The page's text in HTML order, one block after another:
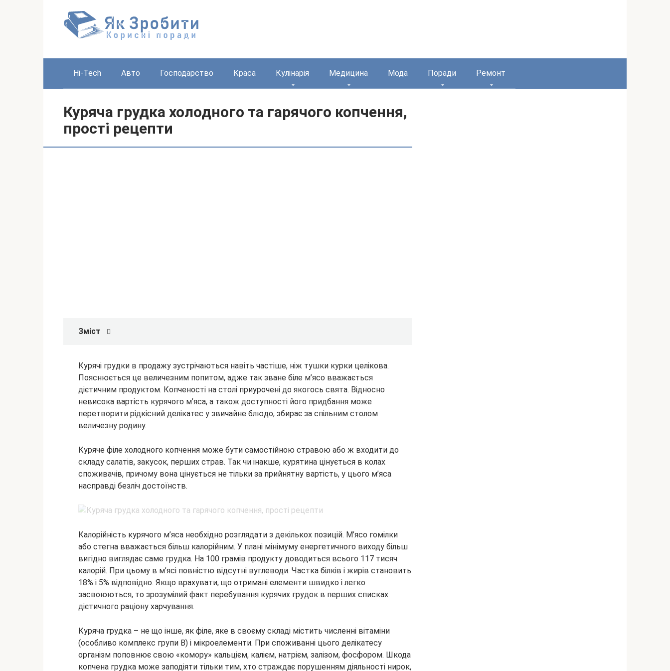
Hi-Tech Авто Господарство Краса Кулінарія Медицина Мода Поради Ремонт
Куряча грудка холодного та гарячого копчення,
прості рецепти
Зміст
Курячі грудки в продажу зустрічаються навіть частіше, ніж тушки курки целікова.
Пояснюється це величезним попитом, адже так зване біле м’ясо вважається
дієтичним продуктом. Копченості на столі приурочені до якогось свята. Відносно
невисока вартість курячого м’яса, а також доступності його придбання може
перетворити рідкісний делікатес у звичайне блюдо, збирає за спільним столом
величезну родину.
Куряче філе холодного копчення може бути самостійною стравою або ж входити до
складу салатів, закусок, перших страв. Так чи інакше, курятина цінується в колах
споживачів, причому вона цінується не тільки за прийнятну вартість, у цього м’яса
насправді безліч достоїнств.
Калорійність курячого м’яса необхідно розглядати з декількох позицій. М’ясо гомілки
або стегна вважається більш калорійним. У плані мінімуму енергетичного виходу більш
вигідно виглядає саме грудка. На 100 грамів продукту доводиться всього 117 тисяч
калорій. При цьому в м’ясі повністю відсутні вуглеводи. Частка білків і жирів становить
18% і 5% відповідно. Якщо врахувати, що отримані елементи швидко і легко
засвоюються, то зрозумілий факт перебування курячих грудок в перших списках
дієтичного раціону харчування.
Куряча грудка – не що інше, як філе, яке в своєму складі містить численні вітаміни
(особливо комплекс групи В) і мікроелементи. При споживанні цього делікатесу
організм поповнює свою «комору» кальцієм, калієм, натрієм, залізом, фосфором. Шкода
копчена грудка може заподіяти тільки тим, хто страждає порушенням діяльності нирок,